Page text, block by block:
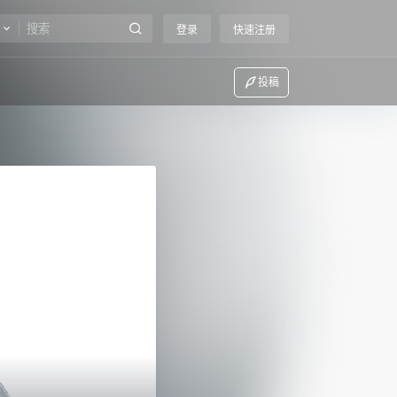
登录 快速注册
投稿